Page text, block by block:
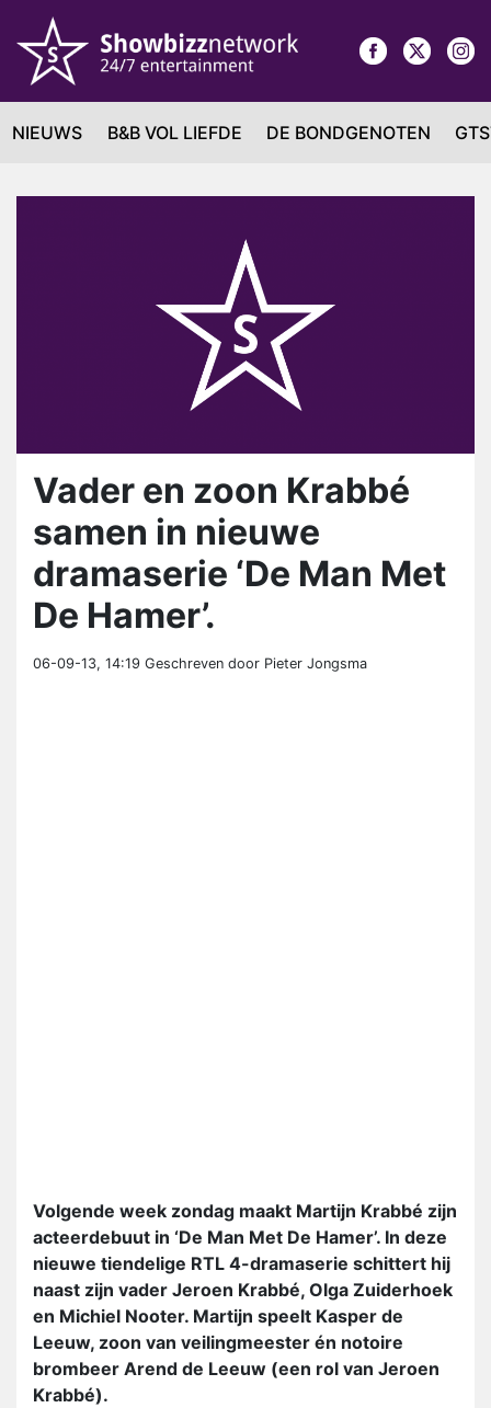
NIEUWS B&B VOL LIEFDE DE BONDGENOTEN
Vader en zoon Krabbé
samen in nieuwe
dramaserie ‘De Man Met
De Hamer’.
06-09-13, 14:19 Geschreven door Pieter Jongsma
Volgende week zondag maakt Martijn Krabbé zijn
acteerdebuut in ‘De Man Met De Hamer’. In deze
nieuwe tiendelige RTL 4-dramaserie schittert hij
naast zijn vader Jeroen Krabbé, Olga Zuiderhoek
en Michiel Nooter. Martijn speelt Kasper de
Leeuw, zoon van veilingmeester én notoire
brombeer Arend de Leeuw (een rol van Jeroen
Krabbé).